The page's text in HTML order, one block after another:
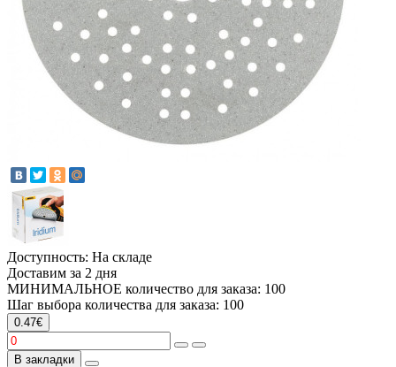
Доступность: На складе
Доставим за 2 дня
МИНИМАЛЬНОЕ количество для заказа: 100
Шаг выбора количества для заказа: 100
0.47€
В закладки